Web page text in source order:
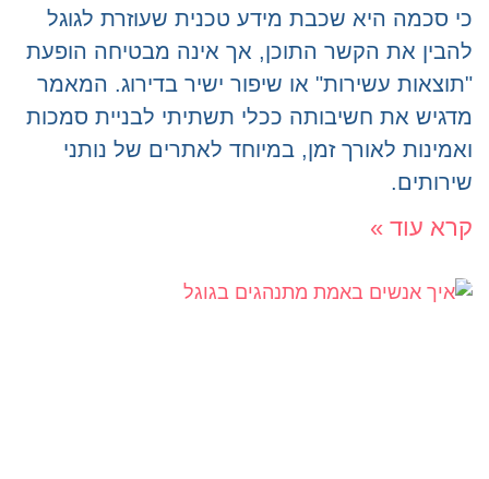
כי סכמה היא שכבת מידע טכנית שעוזרת לגוגל
להבין את הקשר התוכן, אך אינה מבטיחה הופעת
"תוצאות עשירות" או שיפור ישיר בדירוג. המאמר
מדגיש את חשיבותה ככלי תשתיתי לבניית סמכות
ואמינות לאורך זמן, במיוחד לאתרים של נותני
שירותים.
קרא עוד »